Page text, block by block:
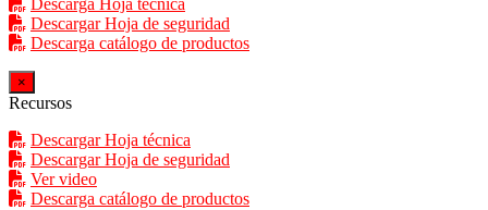
Descarga Hoja técnica
Descargar Hoja de seguridad
Descarga catálogo de productos
×
Recursos
Descargar Hoja técnica
Descargar Hoja de seguridad
Ver video
Descarga catálogo de productos